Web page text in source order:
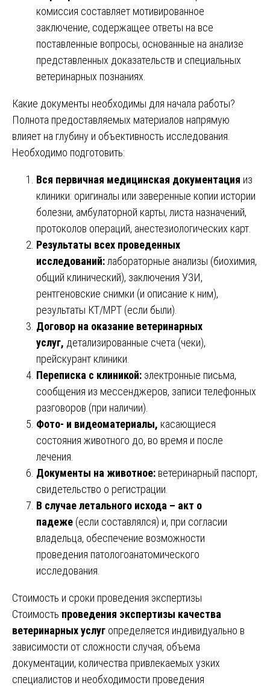
комиссия составляет мотивированное
заключение, содержащее ответы на все
поставленные вопросы, основанные на анализе
представленных доказательств и специальных
ветеринарных познаниях.
Какие документы необходимы для начала работы?
Полнота предоставляемых материалов напрямую
влияет на глубину и объективность исследования.
Необходимо подготовить:
Вся первичная медицинская документация из
клиники: оригиналы или заверенные копии истории
болезни, амбулаторной карты, листа назначений,
протоколов операций, анестезиологических карт.
Результаты всех проведенных
исследований: лабораторные анализы (биохимия,
общий клинический), заключения УЗИ,
рентгеновские снимки (и описание к ним),
результаты КТ/МРТ (если были).
Договор на оказание ветеринарных
услуг, детализированные счета (чеки),
прейскурант клиники.
Переписка с клиникой: электронные письма,
сообщения из мессенджеров, записи телефонных
разговоров (при наличии).
Фото- и видеоматериалы, касающиеся
состояния животного до, во время и после
лечения.
Документы на животное: ветеринарный паспорт,
свидетельство о регистрации.
В случае летального исхода – акт о
падеже (если составлялся) и, при согласии
владельца, обеспечение возможности
проведения патологоанатомического
исследования.
Стоимость и сроки проведения экспертизы
Стоимость проведения экспертизы качества
ветеринарных услуг определяется индивидуально в
зависимости от сложности случая, объема
документации, количества привлекаемых узких
специалистов и необходимости проведения